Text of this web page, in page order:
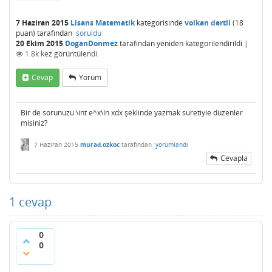
7 Haziran 2015 Lisans Matematikkategorisinde volkan dertli (18
puan) tarafından soruldu
20 Ekim 2015 DoganDonmeztarafındanyeniden kategorilendirildi |
1.8k kez görüntülendi
Cevap Yorum
Bir de sorunuzu \int e^x\ln xdx şeklinde yazmak suretiyle düzenler
misiniz?
7 Haziran 2015 murad.ozkoc tarafından yorumlandı
Cevapla
1 cevap
0
0